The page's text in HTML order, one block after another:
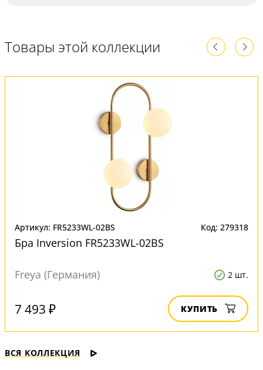
Товары этой коллекции
Артикул: FR5233WL-02BS Код: 279318
Бра Inversion FR5233WL-02BS
Freya (Германия) 2 шт.
7 493 ₽ КУПИТЬ
ВСЯ КОЛЛЕКЦИЯ